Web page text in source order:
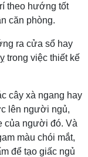
theo hướng tốt
căn phòng.
ra cửa sổ hay
trong việc thiết kế
cây xà ngang hay
lên người ngủ,
của người đó. Và
màu chói mắt,
để tạo giấc ngủ